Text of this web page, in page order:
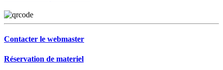
Contacter le webmaster
Réservation de materiel